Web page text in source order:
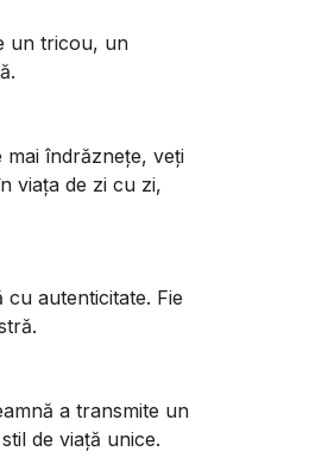
un tricou, un
îndrăznețe, veți
viața de zi cu zi,
autenticitate. Fie
a transmite un
de viață unice.